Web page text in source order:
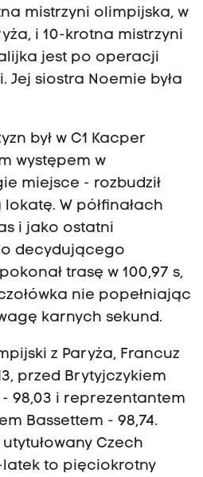
mistrzyni olimpijska, w
i 10-krotna mistrzyni
jest po operacji
Jej siostra Noemie była
był w C1 Kacper
występem w
miejsce - rozbudził
W półfinałach
i jako ostatni
decydującego
trasę w 100,97 s,
nie popełniając
karnych sekund.
z Paryża, Francuz
przed Brytyjczykiem
- 98,03 i reprezentantem
Bassettem - 98,74.
Czech
latek to pięciokrotny